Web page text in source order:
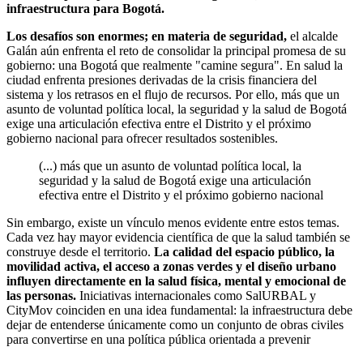
infraestructura para Bogotá.
Los desafíos son enormes; en materia de seguridad, el alcalde
Galán aún enfrenta el reto de consolidar la principal promesa de su
gobierno: una Bogotá que realmente "camine segura". En salud la
ciudad enfrenta presiones derivadas de la crisis financiera del
sistema y los retrasos en el flujo de recursos. Por ello, más que un
asunto de voluntad política local, la seguridad y la salud de Bogotá
exige una articulación efectiva entre el Distrito y el próximo
gobierno nacional para ofrecer resultados sostenibles.
(...) más que un asunto de voluntad política local, la
seguridad y la salud de Bogotá exige una articulación
efectiva entre el Distrito y el próximo gobierno nacional
Sin embargo, existe un vínculo menos evidente entre estos temas.
Cada vez hay mayor evidencia científica de que la salud también se
construye desde el territorio. La calidad del espacio público, la
movilidad activa, el acceso a zonas verdes y el diseño urbano
influyen directamente en la salud física, mental y emocional de
las personas. Iniciativas internacionales como SalURBAL y
CityMov coinciden en una idea fundamental: la infraestructura debe
dejar de entenderse únicamente como un conjunto de obras civiles
para convertirse en una política pública orientada a prevenir